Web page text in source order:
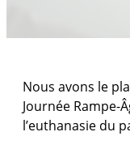
Nous avons le
Journée Rampe-
l’euthanasie du